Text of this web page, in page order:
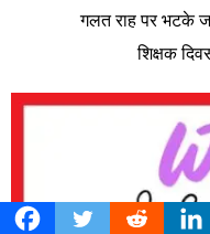
गलत राह पर भटके
शिक्षक